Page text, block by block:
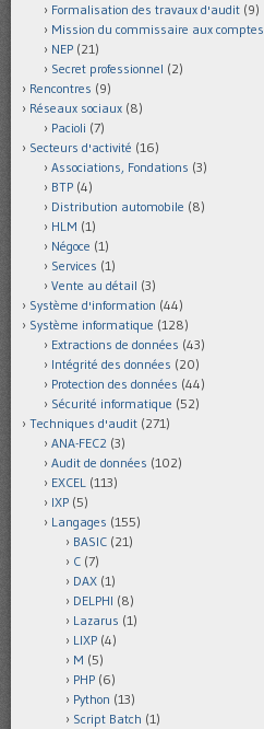
Formalisation des travaux d'audit (9)
Mission du commissaire aux comptes
NEP (21)
Secret professionnel (2)
Rencontres (9)
Réseaux sociaux (8)
Pacioli (7)
Secteurs d'activité (16)
Associations, Fondations (3)
BTP (4)
Distribution automobile (8)
HLM (1)
Négoce (1)
Services (1)
Vente au détail (3)
Système d'information (44)
Système informatique (128)
Extractions de données (43)
Intégrité des données (20)
Protection des données (44)
Sécurité informatique (52)
Techniques d'audit (271)
ANA-FEC2 (3)
Audit de données (102)
EXCEL (113)
IXP (5)
Langages (155)
BASIC (21)
C (7)
DAX (1)
DELPHI (8)
Lazarus (1)
LIXP (4)
M (5)
PHP (6)
Python (13)
Script Batch (1)